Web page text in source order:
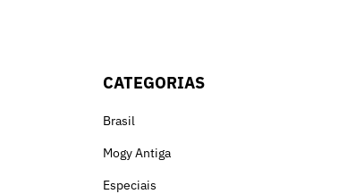
CATEGORIAS
Brasil
Mogy Antiga
Especiais